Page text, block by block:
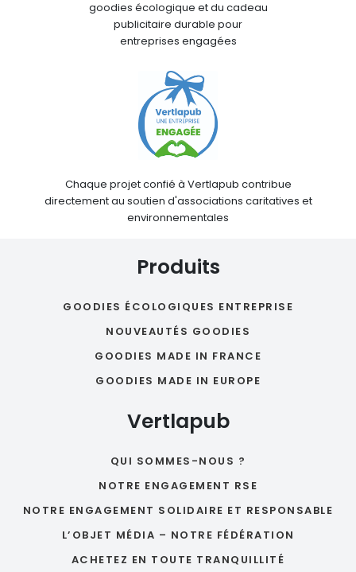
goodies écologique et du cadeau
publicitaire durable pour
entreprises engagées
Chaque projet confié à Vertlapub contribue
directement au soutien d'associations caritatives et
environnementales
Produits
GOODIES ÉCOLOGIQUES ENTREPRISE
NOUVEAUTÉS GOODIES
GOODIES MADE IN FRANCE
GOODIES MADE IN EUROPE
Vertlapub
QUI SOMMES-NOUS ?
NOTRE ENGAGEMENT RSE
NOTRE ENGAGEMENT SOLIDAIRE ET RESPONSABLE
L’OBJET MÉDIA – NOTRE FÉDÉRATION
ACHETEZ EN TOUTE TRANQUILLITÉ